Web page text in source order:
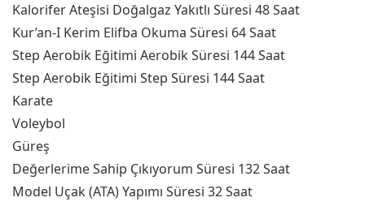
Kalorifer Ateşisi Doğalgaz Yakıtlı Süresi 48 Saat
Kur’an-I Kerim Elifba Okuma Süresi 64 Saat
Step Aerobik Eğitimi Aerobik Süresi 144 Saat
Step Aerobik Eğitimi Step Süresi 144 Saat
Karate
Voleybol
Güreş
Değerlerime Sahip Çıkıyorum Süresi 132 Saat
Model Uçak (ATA) Yapımı Süresi 32 Saat